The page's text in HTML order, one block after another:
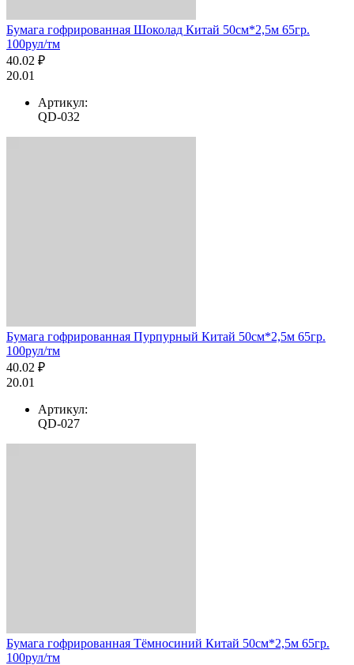
Бумага гофрированная Шоколад Китай 50см*2,5м 65гр.
100рул/тм
40.02 ₽
20.01
Артикул:
QD-032
Бумага гофрированная Пурпурный Китай 50см*2,5м 65гр.
100рул/тм
40.02 ₽
20.01
Артикул:
QD-027
Бумага гофрированная Тёмносиний Китай 50см*2,5м 65гр.
100рул/тм